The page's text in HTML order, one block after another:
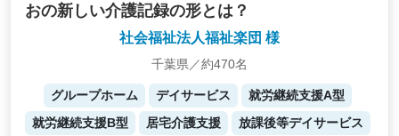
おの新しい介護記録の形とは？
社会福祉法人福祉楽団 様
千葉県／約470名
グループホーム デイサービス
就労継続支援A型
就労継続支援B型
居宅介護支援
放課後等デイサービス